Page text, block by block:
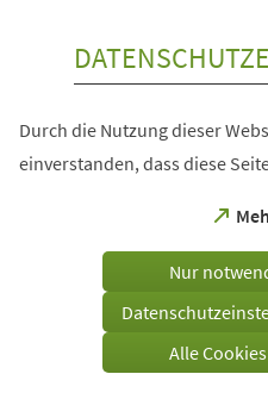
Durch die Nutzung dieser
einverstanden, dass diese
(Öffnet
einem
Tab)
Nur
Alle